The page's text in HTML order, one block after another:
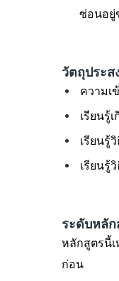
ซ่อนอยู่
วัตถุประส
ความเ
เรียนรู้
เรียนรู้
เรียนรู้
ระดับหลัก
หลักสูตรนี้
ก่อน